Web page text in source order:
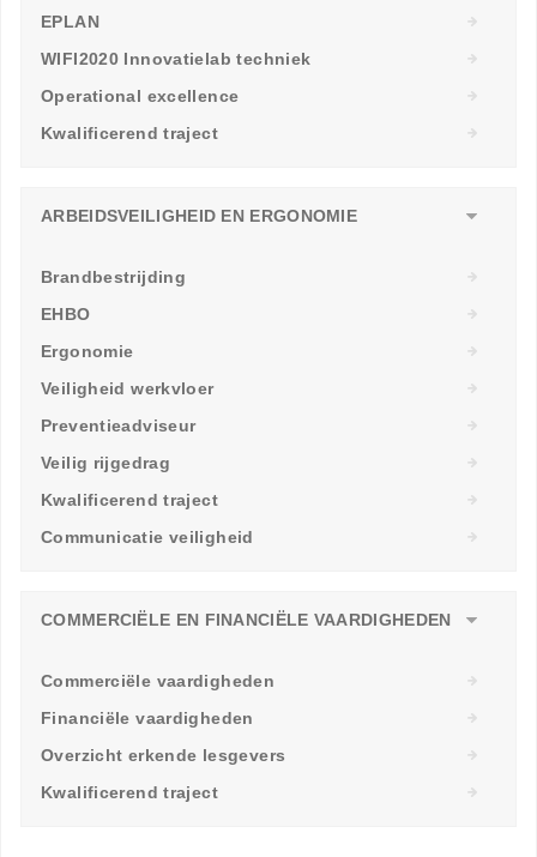
EPLAN
WIFI2020 Innovatielab techniek
Operational excellence
Kwalificerend traject
ARBEIDSVEILIGHEID EN ERGONOMIE
Brandbestrijding
EHBO
Ergonomie
Veiligheid werkvloer
Preventieadviseur
Veilig rijgedrag
Kwalificerend traject
Communicatie veiligheid
COMMERCIËLE EN FINANCIËLE VAARDIGHEDEN
Commerciële vaardigheden
Financiële vaardigheden
Overzicht erkende lesgevers
Kwalificerend traject